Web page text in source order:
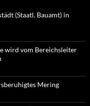
(Staatl. Bauamt) in
wird vom Bereichsleiter
Mering